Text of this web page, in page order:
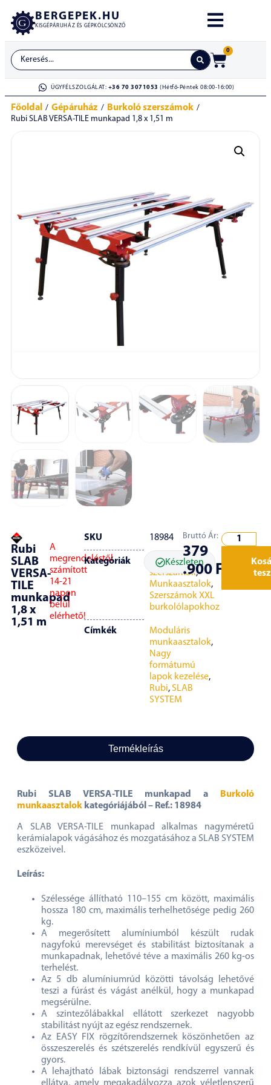
BERGEPEK.HU
KISGÉPÁRUHÁZ ÉS GÉPKÖLCSÖNZŐ
0
ÜGYFÉLSZOLGÁLAT: +36 70 3071053 (Hétfő-Péntek 08:00-16:00)
Főoldal / Gépáruház / Burkoló szerszámok /
Rubi SLAB VERSA-TILE munkapad 1,8 x 1,51 m
Rubi
SLAB
VERSA-
TILE
munkapad
1,8 x
1,51 m
A
megrendeléstől
számított
14-21
napon
belül
elérhető!
SKU 18984
Kategóriák
Burkoló
szerszámok,
Munkaasztalok,
Szerszámok XXL
burkolólapokhoz
Címkék
Moduláris
munkaasztalok,
Nagy
formátumú
lapok kezelése,
Rubi,SLAB
SYSTEM
Készleten
Bruttó Ár:
379
.900 Ft
Termékleírás
Rubi SLAB VERSA-TILE munkapad a Burkoló
munkaasztalok kategóriájából – Ref.: 18984
A SLAB VERSA-TILE munkapad alkalmas nagyméretű
kerámialapok vágásához és mozgatásához a SLAB SYSTEM
eszközeivel.
Leírás:
Szélessége állítható 110–155 cm között, maximális
hossza 180 cm, maximális terhelhetősége pedig 260
kg.
A megerősített alumíniumból készült rudak
nagyfokú merevséget és stabilitást biztosítanak a
munkapadnak, lehetővé téve a maximális 260 kg-os
terhelést.
Az 5 db alumíniumrúd közötti távolság lehetővé
teszi a fúrást és vágást anélkül, hogy a munkapad
megsérülne.
A szintezőlábakkal ellátott szerkezet nagyobb
stabilitást nyújt az egész rendszernek.
Az EASY FIX rögzítőrendszernek köszönhetően az
összeszerelés és szétszerelés rendkívül egyszerű és
gyors.
A lehajtható lábak biztonsági rendszerrel vannak
ellátva, amely megakadályozza azok véletlenszerű